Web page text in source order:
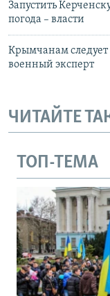
Запустить
погода – власти
Крымчанам следует
военный эксперт
ЧИТАЙТЕ
ТОП-ТЕМА